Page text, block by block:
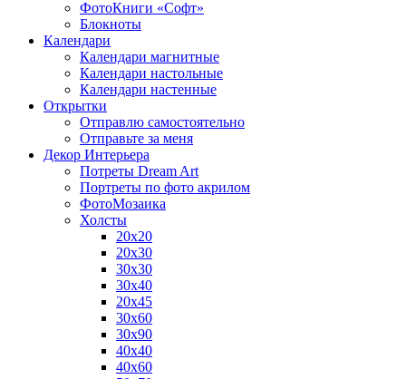
ФотоКниги «Софт»
Блокноты
Календари
Календари магнитные
Календари настольные
Календари настенные
Открытки
Отправлю самостоятельно
Отправьте за меня
Декор Интерьера
Потреты Dream Art
Портреты по фото акрилом
ФотоМозаика
Холсты
20х20
20х30
30х30
30х40
20х45
30х60
30х90
40х40
40х60